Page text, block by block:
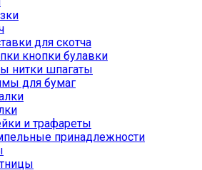
для скотча
кнопки булавки
нитки шпагаты
для бумаг
и трафареты
принадлежности